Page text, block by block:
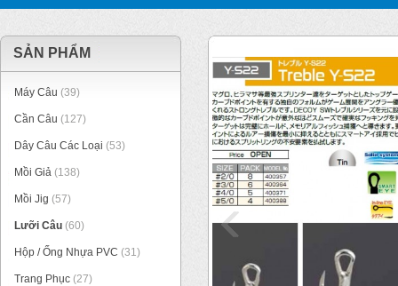
SẢN PHẨM
Máy Câu (39)
Cần Câu (127)
Dây Câu Các Loại (53)
Mồi Giả (138)
Mồi Jig (57)
Lưỡi Câu (60)
Hộp / Ống Nhựa PVC (31)
Trang Phục (27)